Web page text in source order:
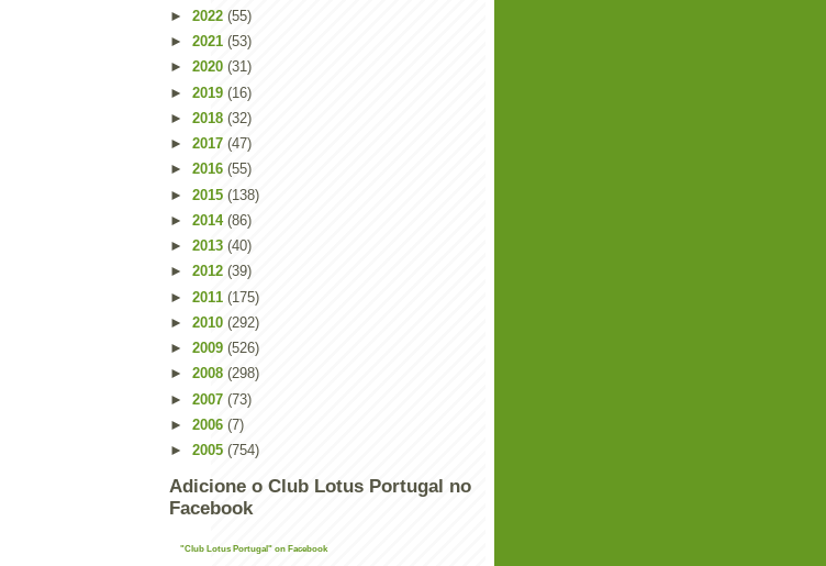
► 2022 (55)
► 2021 (53)
► 2020 (31)
► 2019 (16)
► 2018 (32)
► 2017 (47)
► 2016 (55)
► 2015 (138)
► 2014 (86)
► 2013 (40)
► 2012 (39)
► 2011 (175)
► 2010 (292)
► 2009 (526)
► 2008 (298)
► 2007 (73)
► 2006 (7)
► 2005 (754)
Adicione o Club Lotus Portugal no
Facebook
"Club Lotus Portugal" on Facebook